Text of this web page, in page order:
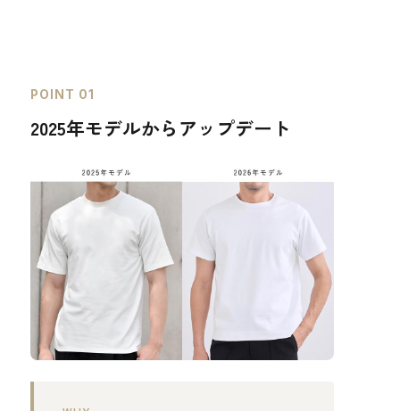
POINT 01
2025年モデルからアップデート